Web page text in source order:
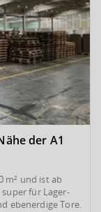
der A1
m² und ist ab
super für Lager-
ebenerdige Tore.